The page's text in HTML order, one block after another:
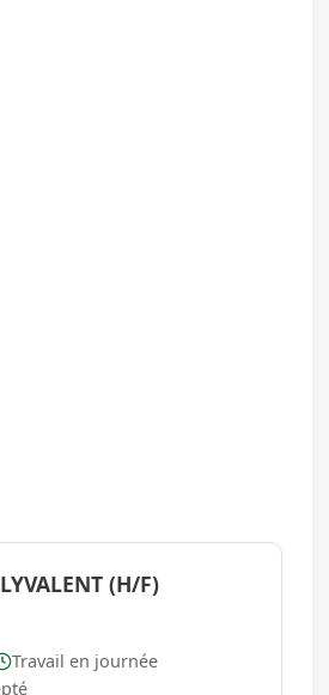
(H/F)
Travail en journée